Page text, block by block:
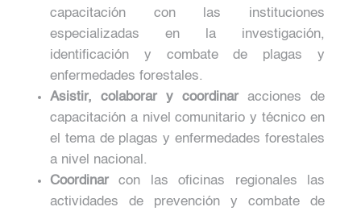
capacitación con las instituciones
especializadas en la investigación,
identificación y combate de plagas y
enfermedades forestales.
Asistir, colaborar y coordinar acciones de
capacitación a nivel comunitario y técnico en
el tema de plagas y enfermedades forestales
a nivel nacional.
Coordinarcon las oficinas regionales las
actividades de prevención y combate de